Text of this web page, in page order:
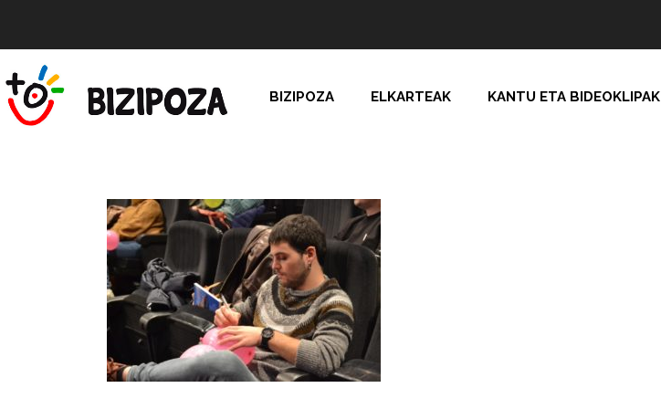
BIZIPOZA ELKARTEAK KANTU ETA BIDEOKLIPAK